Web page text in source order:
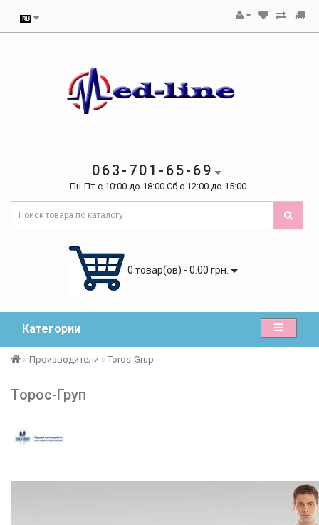
063-701-65-69
Пн-Пт с 10:00 до 18:00 Сб с 12:00 до 15:00
0 товар(ов) - 0.00 грн.
Категории
Производители Toros-Grup
Торос-Груп